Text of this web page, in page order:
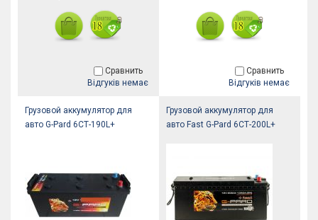
Сравнить
Відгуків немає
Сравнить
Відгуків немає
Грузовой аккумулятор для
авто G-Pard 6СТ-190L+
Грузовой аккумулятор для
авто Fast G-Pard 6СТ-200L+